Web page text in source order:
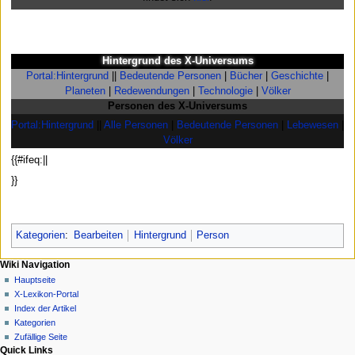
Hintergrund des X-Universums
Portal:Hintergrund
Bedeutende Personen Bücher Geschichte
Planeten| Redewendungen| Technologie| Völker
Personen des X-Universums
Portal:Hintergrund
Alle Personen Bedeutende Personen Lebewesen
Völker
{{#ifeq:||
}}
Kategorien: Bearbeiten Hintergrund Person
N
a
v
g
Seitenaktionen
Seite
Diskussion
Lesen
Quelltext
anzeigen
Versionsgeschichte
Meine Werkzeuge
Anmelden
Wiki Navigation
Hauptseite
X-Lexikon-Portal
Index der Artikel
Kategorien
Zufällige Seite
Quick Links